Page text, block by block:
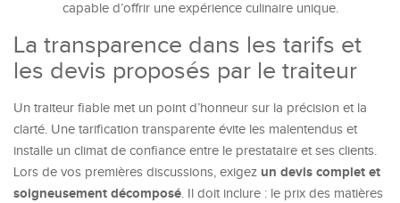
capable d’offrir une expérience culinaire unique.
La transparence dans les tarifs et
les devis proposés par le traiteur
Un traiteur fiable met un point d’honneur sur la précision et la
clarté. Une tarification transparente évite les malentendus et
installe un climat de confiance entre le prestataire et ses clients.
Lors de vos premières discussions, exigez un devis complet et
soigneusement décomposé. Il doit inclure : le prix des matières